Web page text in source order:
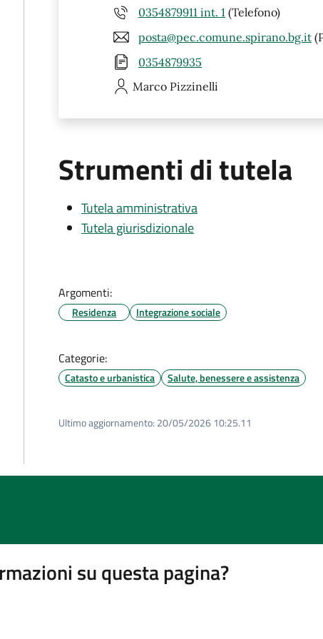
0354879911 int. 1 (Telefono)
posta@pec.comune.spirano.bg.it
0354879935
Marco Pizzinelli
Strumenti di tutela
Tutela amministrativa
Tutela giurisdizionale
Argomenti:
Residenza Integrazione sociale
Categorie:
Catasto e urbanistica Salute, benessere e assistenza
Ultimo aggiornamento: 20/05/2026 10:25.11
su questa pagina?